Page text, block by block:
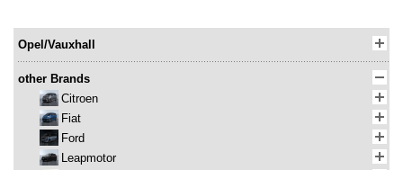
Opel/Vauxhall
other Brands
Citroen
Fiat
Ford
Leapmotor